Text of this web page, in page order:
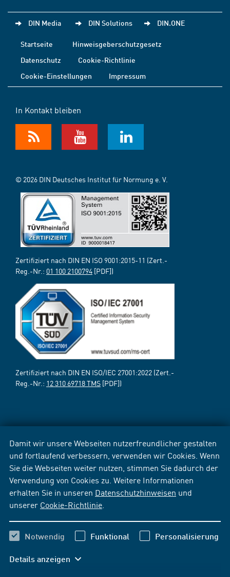
Damit wir unsere Webseiten nutzerfreundlicher gestalten
und fortlaufend verbessern, verwenden wir Cookies. Wenn
Sie die Webseiten weiter nutzen, stimmen Sie dadurch der
Verwendung von Cookies zu. Weitere Informationen
erhalten Sie in unseren Datenschutzhinweisen und
unserer Cookie-Richtlinie
Notwendig Funktional Personalisierung
Details anzeigen
DIN Media DIN Solutions DIN.ONE
Startseite
Hinweisgeberschutzgesetz
Datenschutz
Cookie-Richtlinie
Cookie-Einstellungen
Impressum
In Kontakt bleiben
© 2026 DIN Deutsches Institut für Normung e. V.
Zertifiziert nach DIN EN ISO 9001:2015-11 (Zert.-
Reg.-Nr.: 01 100 2100794 [PDF])
Zertifiziert nach DIN EN ISO/IEC 27001:2022 (Zert.-
Reg.-Nr.: 12 310 69718 TMS [PDF])